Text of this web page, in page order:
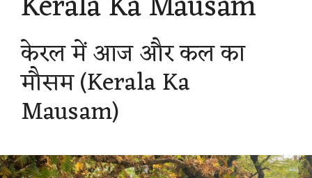
केरल में आज और कल का
मौसम (Kerala Ka
Mausam)